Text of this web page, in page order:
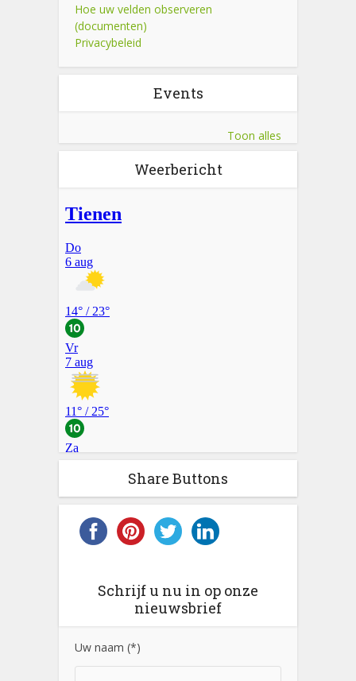
Hoe uw velden observeren
(documenten)
Privacybeleid
Events
Toon alles
Weerbericht
Share Buttons
Schrijf u nu in op onze
nieuwsbrief
Uw naam (*)